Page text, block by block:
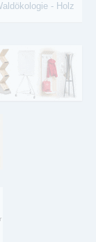
- Holz